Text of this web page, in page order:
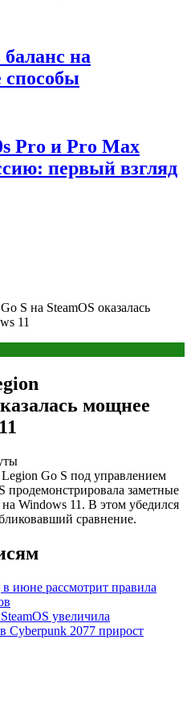
на
Pro и Pro Max
первый взгляд
S на SteamOS оказалась
11
мощнее
Go S под управлением
продемонстрировала заметные
Windows 11. В этом убедился
сравнение.
июне рассмотрит правила
увеличила
Cyberpunk 2077 прирост